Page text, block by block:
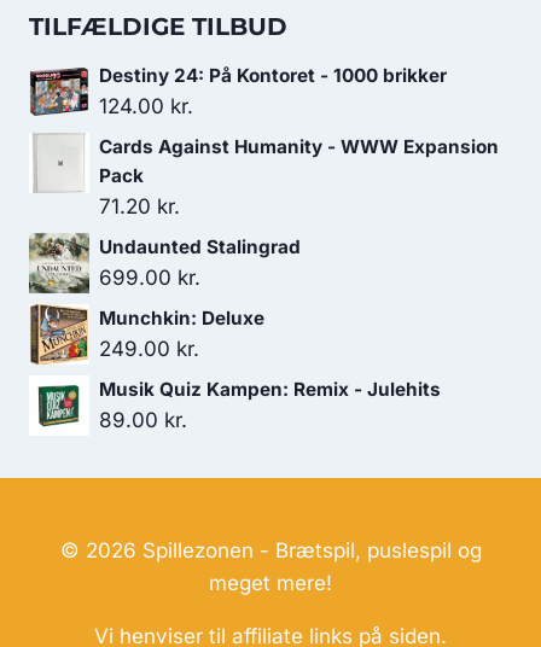
pris
199.00 kr..179.00 kr..
TILFÆLDIGE TILBUD
Destiny 24: På Kontoret - 1000 brikker
124.00 kr.
Cards Against Humanity - WWW Expansion
Pack
71.20 kr.
Undaunted Stalingrad
699.00 kr.
Munchkin: Deluxe
249.00 kr.
Musik Quiz Kampen: Remix - Julehits
89.00 kr.
© 2026 Spillezonen - Brætspil, puslespil og
meget mere!
Vi henviser til affiliate links på siden.